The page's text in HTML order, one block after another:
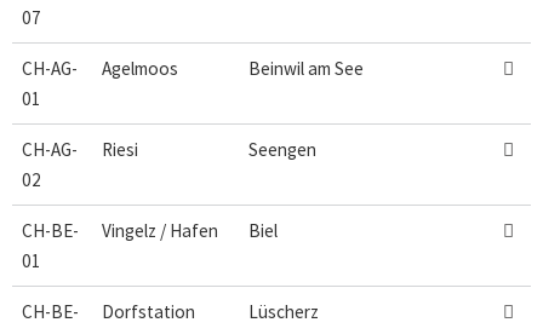
07
CH-AG-
01
Agelmoos Beinwil am See 
CH-AG-
02
Riesi Seengen 
CH-BE-
01
Vingelz / Hafen Biel 
CH-BE-
Dorfstation Lüscherz 